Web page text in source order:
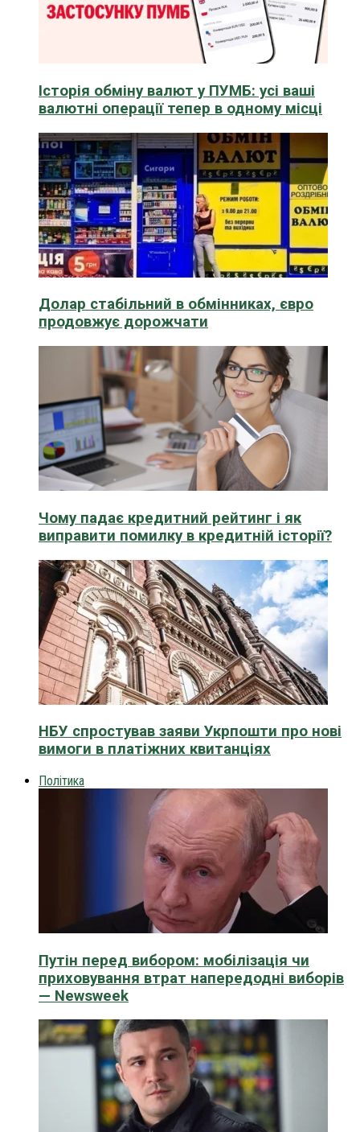
Історія обміну валют у ПУМБ: усі ваші
валютні операції тепер в одному місці
Долар стабільний в обмінниках, євро
продовжує дорожчати
Чому падає кредитний рейтинг і як
виправити помилку в кредитній історії?
НБУ спростував заяви Укрпошти про нові
вимоги в платіжних квитанціях
Політика
Путін перед вибором: мобілізація чи
приховування втрат напередодні виборів
— Newsweek